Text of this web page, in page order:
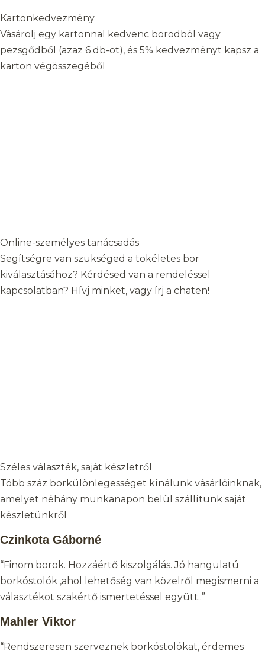
Kartonkedvezmény
Vásárolj egy kartonnal kedvenc borodból vagy
pezsgődből (azaz 6 db-ot), és 5% kedvezményt kapsz a
karton végösszegéből
Online-személyes tanácsadás
Segítségre van szükséged a tökéletes bor
kiválasztásához? Kérdésed van a rendeléssel
kapcsolatban? Hívj minket, vagy írj a chaten!
Széles választék, saját készletről
Több száz borkülönlegességet kínálunk vásárlóinknak,
amelyet néhány munkanapon belül szállítunk saját
készletünkről
Czinkota Gáborné
“Finom borok. Hozzáértő kiszolgálás. Jó hangulatú
borkóstolók ,ahol lehetőség van közelről megismerni a
választékot szakértő ismertetéssel együtt..”
Mahler Viktor
“Rendszeresen szerveznek borkóstolókat, érdemes